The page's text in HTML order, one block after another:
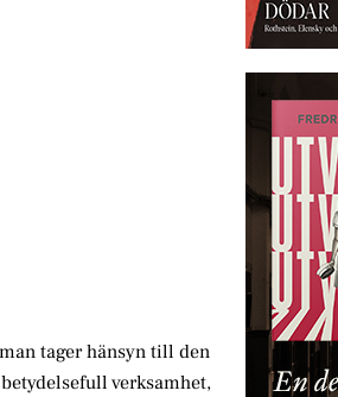
tager hänsyn till den
verksamhet,